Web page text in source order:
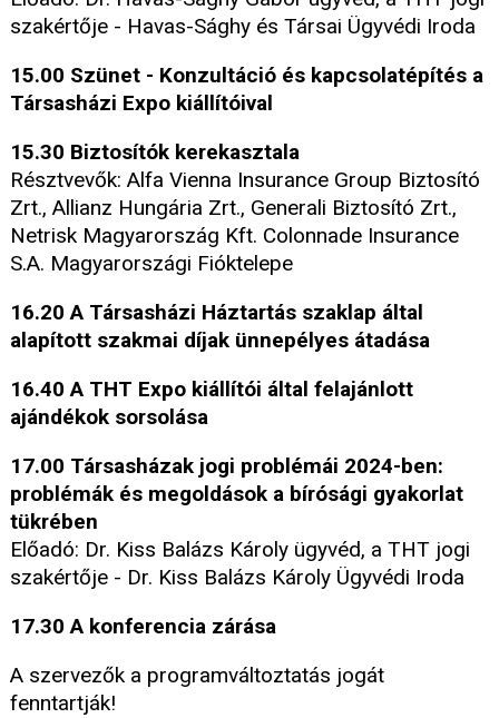
szakértője - Havas-Sághy és Társai Ügyvédi Iroda
15.00 Szünet - Konzultáció és kapcsolatépítés a
Társasházi Expo kiállítóival
15.30 Biztosítók kerekasztala
Résztvevők: Alfa Vienna Insurance Group Biztosító
Zrt., Allianz Hungária Zrt., Generali Biztosító Zrt.,
Netrisk Magyarország Kft. Colonnade Insurance
S.A. Magyarországi Fióktelepe
16.20 A Társasházi Háztartás szaklap által
alapított szakmai díjak ünnepélyes átadása
16.40 A THT Expo kiállítói által felajánlott
ajándékok sorsolása
17.00 Társasházak jogi problémái 2024-ben:
problémák és megoldások a bírósági gyakorlat
tükrében
Előadó: Dr. Kiss Balázs Károly ügyvéd, a THT jogi
szakértője - Dr. Kiss Balázs Károly Ügyvédi Iroda
17.30 A konferencia zárása
A szervezők a programváltoztatás jogát
fenntartják!